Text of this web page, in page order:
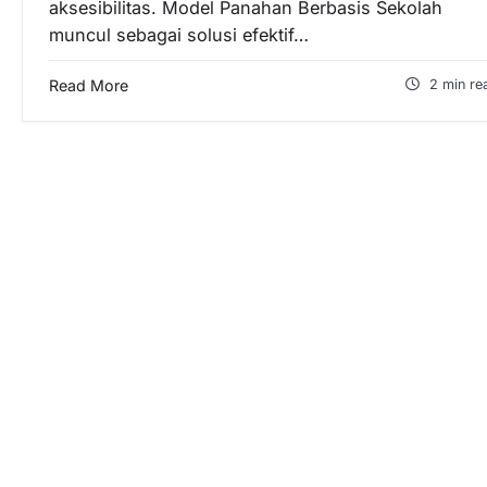
aksesibilitas. Model Panahan Berbasis Sekolah
muncul sebagai solusi efektif…
Read More 2 min